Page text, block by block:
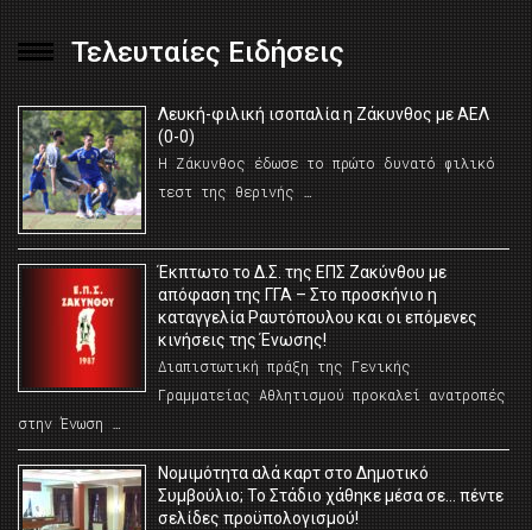
Τελευταίες Ειδήσεις
Λευκή-φιλική ισοπαλία η Ζάκυνθος με ΑΕΛ
(0-0)
Η Ζάκυνθος έδωσε το πρώτο δυνατό φιλικό
τεστ της θερινής …
Έκπτωτο το Δ.Σ. της ΕΠΣ Ζακύνθου με
απόφαση της ΓΓΑ – Στο προσκήνιο η
καταγγελία Ραυτόπουλου και οι επόμενες
κινήσεις της Ένωσης!
Διαπιστωτική πράξη της Γενικής
Γραμματείας Αθλητισμού προκαλεί ανατροπές
στην Ένωση …
Νομιμότητα αλά καρτ στο Δημοτικό
Συμβούλιο; Το Στάδιο χάθηκε μέσα σε… πέντε
σελίδες προϋπολογισμού!